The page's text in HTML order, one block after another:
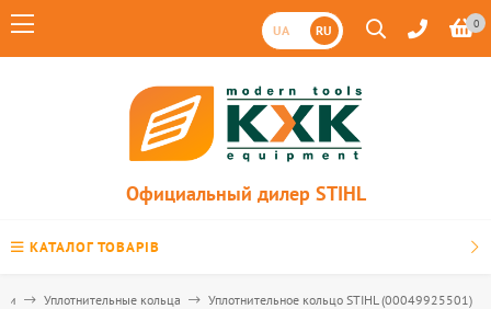
UA RU 0
Официальный дилер STIHL
КАТАЛОГ ТОВАРІВ
Уплотнительные кольца Уплотнительное кольцо STIHL (00049925501)